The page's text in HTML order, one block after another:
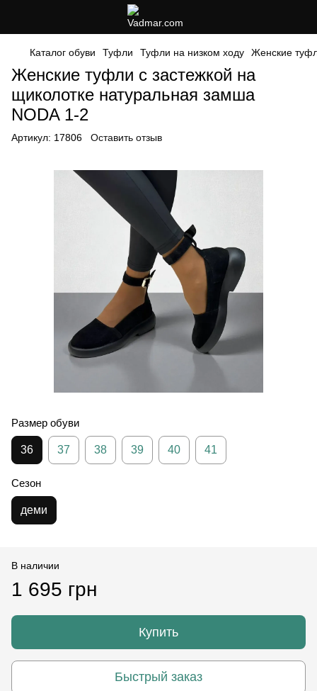
Каталог обуви Туфли Туфли на низком ходу Женские
Женские туфли с застежкой на
щиколотке натуральная замша
NODA 1-2
Артикул: 17806 Оставить отзыв
Размер обуви
36 37 38 39 40 41
Сезон
деми
В наличии
1 695 грн
Купить
Быстрый заказ